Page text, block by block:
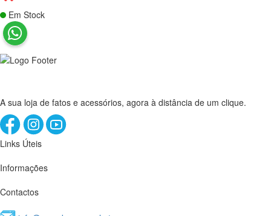
Em Stock
A sua loja de fatos e acessórios, agora à distância de um clique.
Links Úteis
Informações
Contactos